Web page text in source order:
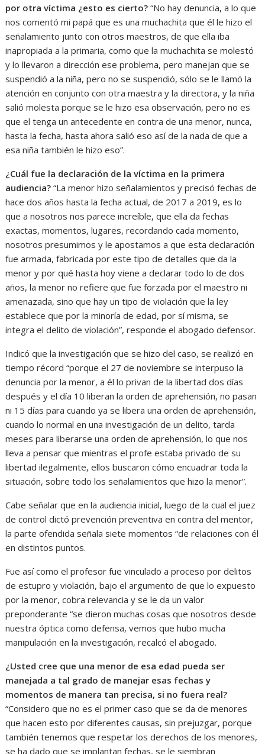
por otra víctima ¿esto es cierto? “No hay denuncia, a lo que
nos comentó mi papá que es una muchachita que él le hizo el
señalamiento junto con otros maestros, de que ella iba
inapropiada a la primaria, como que la muchachita se molestó
y lo llevaron a dirección ese problema, pero manejan que se
suspendió a la niña, pero no se suspendió, sólo se le llamó la
atención en conjunto con otra maestra y la directora, y la niña
salió molesta porque se le hizo esa observación, pero no es
que el tenga un antecedente en contra de una menor, nunca,
hasta la fecha, hasta ahora salió eso así de la nada de que a
esa niña también le hizo eso”.
¿Cuál fue la declaración de la víctima en la primera
audiencia? “La menor hizo señalamientos y precisó fechas de
hace dos años hasta la fecha actual, de 2017 a 2019, es lo
que a nosotros nos parece increíble, que ella da fechas
exactas, momentos, lugares, recordando cada momento,
nosotros presumimos y le apostamos a que esta declaración
fue armada, fabricada por este tipo de detalles que da la
menor y por qué hasta hoy viene a declarar todo lo de dos
años, la menor no refiere que fue forzada por el maestro ni
amenazada, sino que hay un tipo de violación que la ley
establece que por la minoría de edad, por sí misma, se
integra el delito de violación”, responde el abogado defensor.
Indicó que la investigación que se hizo del caso, se realizó en
tiempo récord “porque el 27 de noviembre se interpuso la
denuncia por la menor, a él lo privan de la libertad dos días
después y el día 10 liberan la orden de aprehensión, no pasan
ni 15 días para cuando ya se libera una orden de aprehensión,
cuando lo normal en una investigación de un delito, tarda
meses para liberarse una orden de aprehensión, lo que nos
lleva a pensar que mientras el profe estaba privado de su
libertad ilegalmente, ellos buscaron cómo encuadrar toda la
situación, sobre todo los señalamientos que hizo la menor”.
Cabe señalar que en la audiencia inicial, luego de la cual el juez
de control dictó prevención preventiva en contra del mentor,
la parte ofendida señala siete momentos “de relaciones con él
en distintos puntos.
Fue así como el profesor fue vinculado a proceso por delitos
de estupro y violación, bajo el argumento de que lo expuesto
por la menor, cobra relevancia y se le da un valor
preponderante “se dieron muchas cosas que nosotros desde
nuestra óptica como defensa, vemos que hubo mucha
manipulación en la investigación, recalcó el abogado.
¿Usted cree que una menor de esa edad pueda ser
manejada a tal grado de manejar esas fechas y
momentos de manera tan precisa, si no fuera real?
“Considero que no es el primer caso que se da de menores
que hacen esto por diferentes causas, sin prejuzgar, porque
también tenemos que respetar los derechos de los menores,
se ha dado que se implantan fechas, se le siembran